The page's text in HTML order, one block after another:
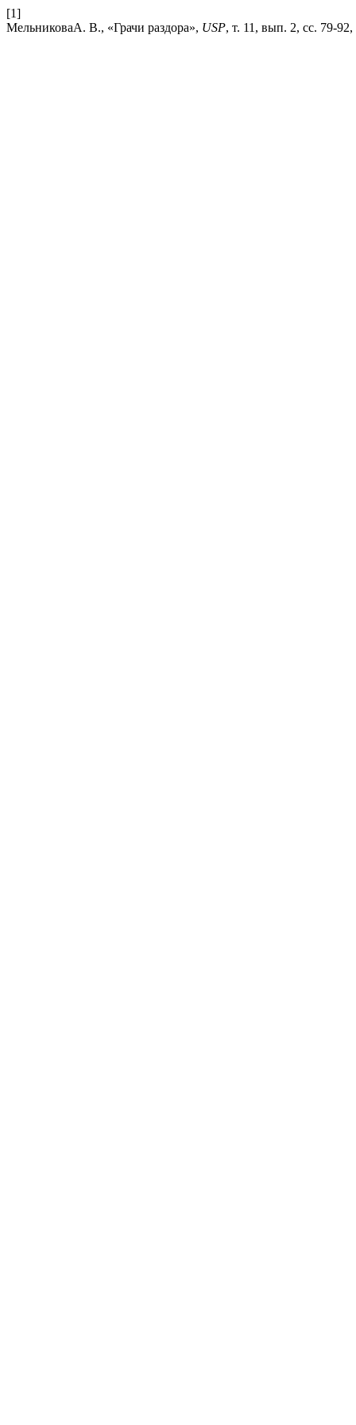
[1]
МельниковаА. В., «Грачи раздора», USP, т. 11, вып. 2, сс. 79-